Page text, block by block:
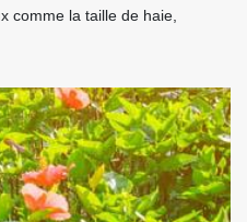
comme la taille de haie,